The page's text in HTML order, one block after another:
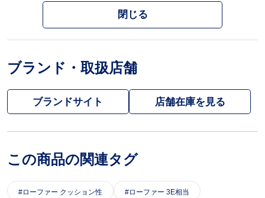
閉じる
ブランド・取扱店舗
ブランドサイト
この商品の関連タグ
ローファー クッション性 ローファー 3E相当